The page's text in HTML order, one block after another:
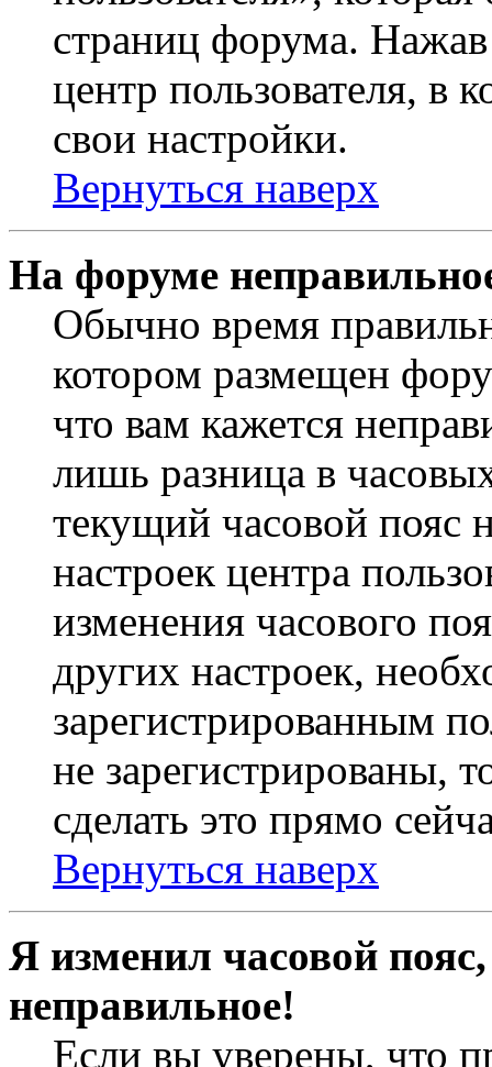
страниц форума.
центр пользователя, в
свои настройки.
Вернуться наверх
На форуме
Обычно время
котором размещен
что вам кажется
лишь разница в
текущий часовой пояс
настроек центра
изменения часового
других настроек,
зарегистрированным
не зарегистрированы,
сделать это прямо
Вернуться наверх
Я изменил часовой
неправильное!
Если вы уверены, что